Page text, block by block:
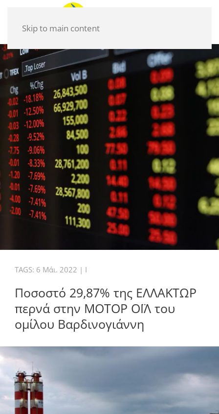
Skip to main content
TAGS: 6 Μάι. 2022 | I
Ποσοστό 29,87% της ΕΛΛΑΚΤΩΡ
περνά στην ΜΟΤΟΡ ΟΪΛ του
ομίλου Βαρδινογιάννη